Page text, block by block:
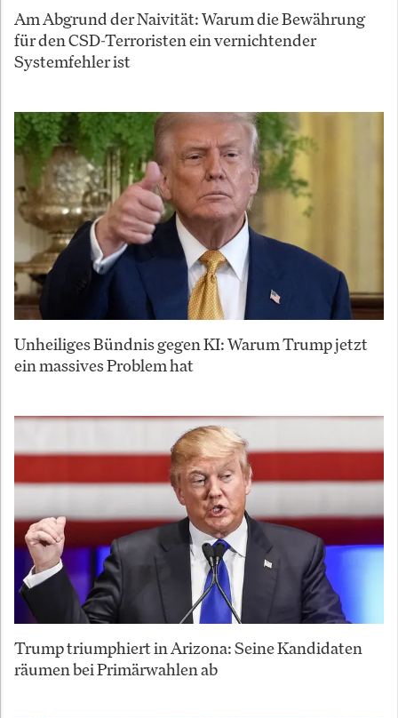
Am Abgrund der Naivität: Warum die Bewährung
für den CSD-Terroristen ein vernichtender
Systemfehler ist
Unheiliges Bündnis gegen KI: Warum Trump jetzt
ein massives Problem hat
Trump triumphiert in Arizona: Seine Kandidaten
räumen bei Primärwahlen ab